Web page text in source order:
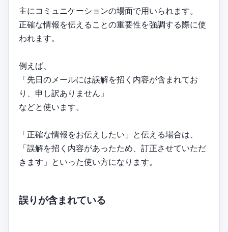
主にコミュニケーションの場面で用いられます。
正確な情報を伝えることの重要性を強調する際に使
われます。
例えば、
「先日のメールには誤解を招く内容が含まれてお
り、申し訳ありません」
などと使います。
「正確な情報をお伝えしたい」と伝える場合は、
「誤解を招く内容があったため、訂正させていただ
きます」といった使い方になります。
誤りが含まれている